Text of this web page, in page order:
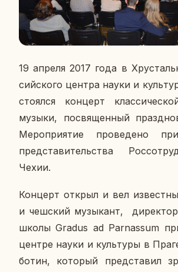
19 апреля 2017 года в
сий­ско­го центра науки и
сто­ял­ся кон­церт
музыки, по­свя­щен­ный
Ме­ро­при­я­тие про­ве­де­но
пред­ста­ви­тель­ства
Чехии.
Кон­церт открыл и вел
и чеш­ский му­зы­кант,
школы Gradus ad Parnassum
центре науки и куль­ту­ры в
бо­тин, ко­то­рый пред­ста­вил